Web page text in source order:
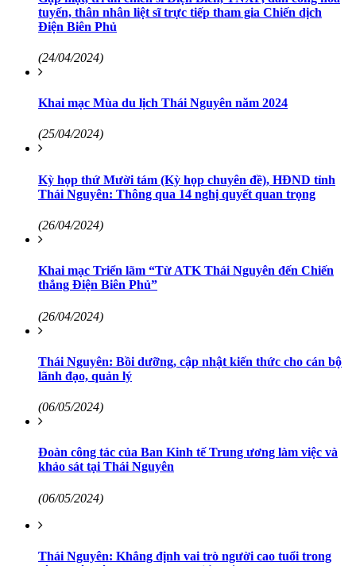
tuyến, thân nhân liệt sĩ trực tiếp tham gia Chiến dịch
Điện Biên Phủ
(24/04/2024)
Khai mạc Mùa du lịch Thái Nguyên năm 2024
(25/04/2024)
Kỳ họp thứ Mười tám (Kỳ họp chuyên đề), HĐND tỉnh
Thái Nguyên: Thông qua 14 nghị quyết quan trọng
(26/04/2024)
Khai mạc Triển lãm “Từ ATK Thái Nguyên đến Chiến
thắng Điện Biên Phủ”
(26/04/2024)
Thái Nguyên: Bồi dưỡng, cập nhật kiến thức cho cán bộ
lãnh đạo, quản lý
(06/05/2024)
Đoàn công tác của Ban Kinh tế Trung ương làm việc và
khảo sát tại Thái Nguyên
(06/05/2024)
Thái Nguyên: Khẳng định vai trò người cao tuổi trong